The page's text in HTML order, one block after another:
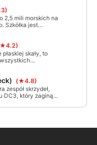
miejscach są
2,5 mili morskich na
Szkółka jest
skały, to
siedzącą na 10m
miejscem do
Flat Rock i
które
(★4.8)
zespół skrzydeł,
DC3, który zaginął
latach 90-tych.